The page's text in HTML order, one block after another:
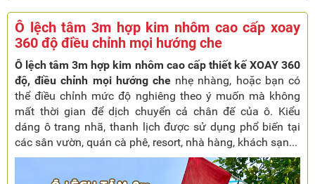
Ô lệch tâm 3m hợp kim nhôm cao cấp xoay
360 độ điều chỉnh mọi hướng che
Ô lệch tâm 3m hợp kim nhôm cao cấp thiết kế XOAY 360
độ, điều chỉnh mọi hướng che nhẹ nhàng, hoặc bạn có
thể điều chỉnh mức độ nghiêng theo ý muốn mà không
mất thời gian để dịch chuyển cả chân đế của ô. Kiểu
dáng ô trang nhã, thanh lịch được sử dụng phổ biến tại
các sân vườn, quán cà phê, resort, nhà hàng, khách sạn...